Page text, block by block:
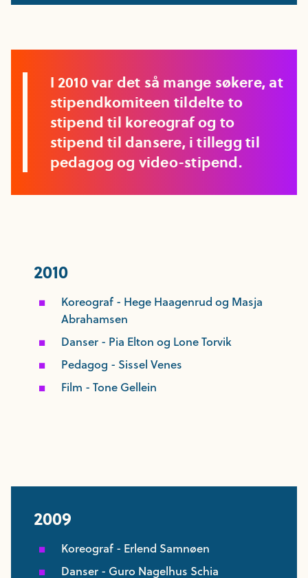
I 2010 var det så mange søkere, at
stipendkomiteen tildelte to
stipend til koreograf og to
stipend til dansere, i tillegg til
pedagog og video-stipend.
2010
Koreograf - Hege Haagenrud og Masja
Abrahamsen
Danser - Pia Elton og Lone Torvik
Pedagog - Sissel Venes
Film - Tone Gellein
2009
Koreograf - Erlend Samnøen
Danser - Guro Nagelhus Schia